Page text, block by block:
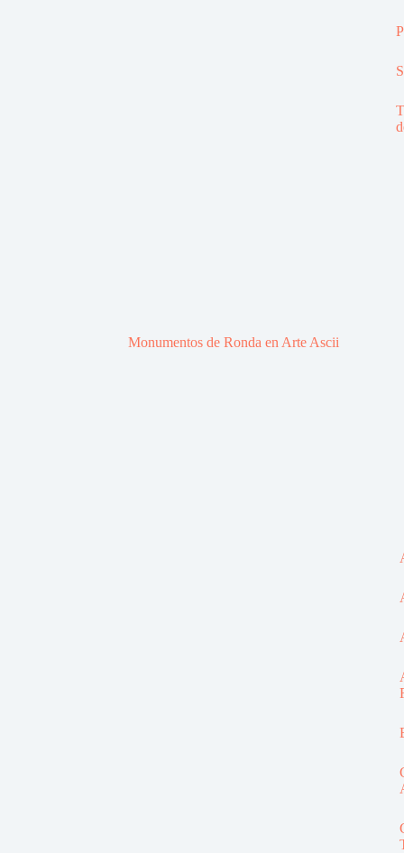
Monumentos de Ronda en Arte Ascii